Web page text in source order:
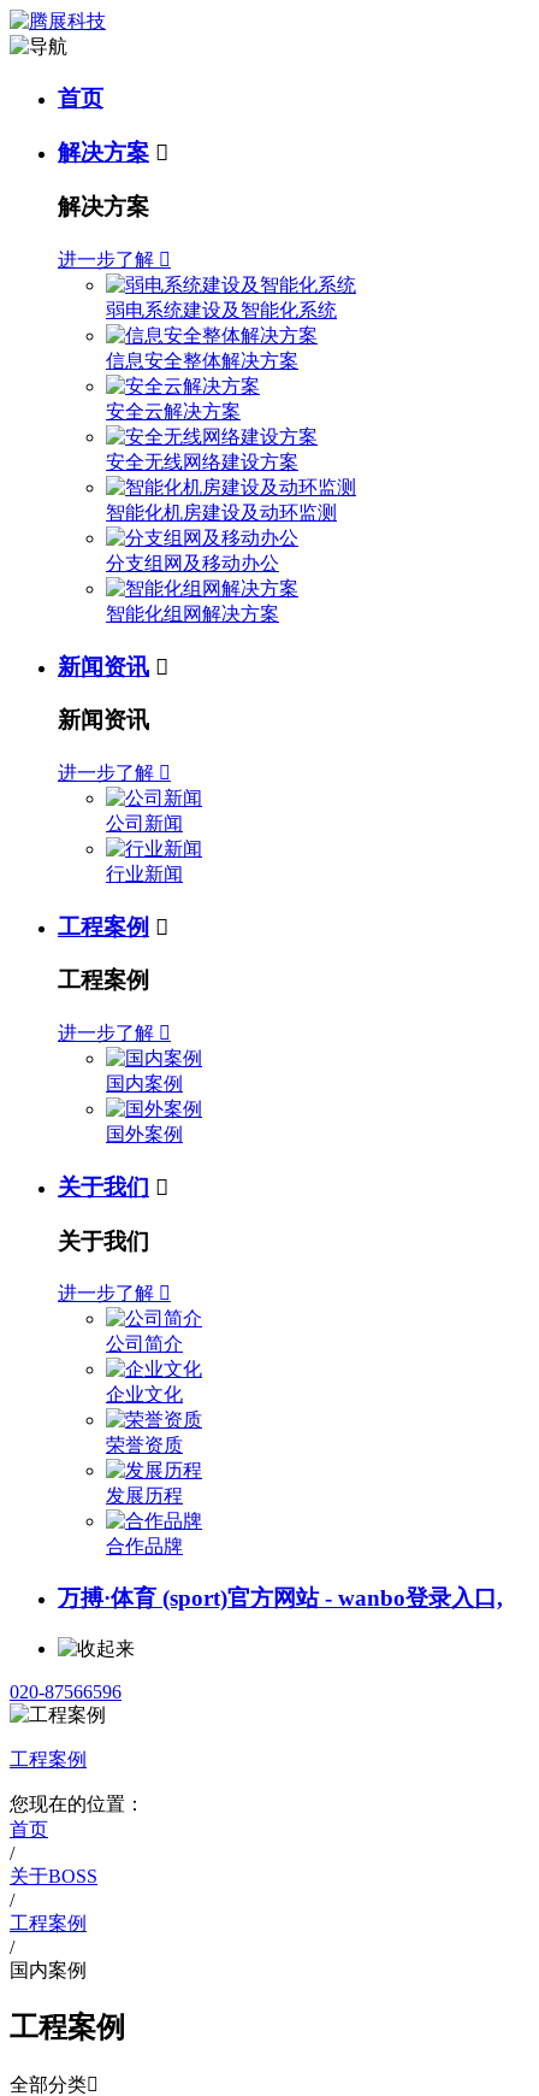
首页
解决方案 
解决方案
进一步了解 
弱电系统建设及智能化系统
信息安全整体解决方案
安全云解决方案
安全无线网络建设方案
智能化机房建设及动环监测
分支组网及移动办公
智能化组网解决方案
新闻资讯 
新闻资讯
进一步了解 
公司新闻
行业新闻
工程案例 
工程案例
进一步了解 
国内案例
国外案例
关于我们 
关于我们
进一步了解 
公司简介
企业文化
荣誉资质
发展历程
合作品牌
万搏·体育 (sport)官方网站 - wanbo登录入口,
020-87566596
工程案例
您现在的位置：
首页
/
关于BOSS
/
工程案例
/
国内案例
工程案例
全部分类